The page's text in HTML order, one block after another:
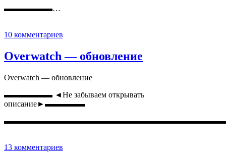
▬▬▬▬▬▬…
10 комментариев
Overwatch — обновление
Overwatch — обновление
▬▬▬▬▬▬ ◄Не забываем открывать
описание►▬▬▬▬▬
13 комментариев